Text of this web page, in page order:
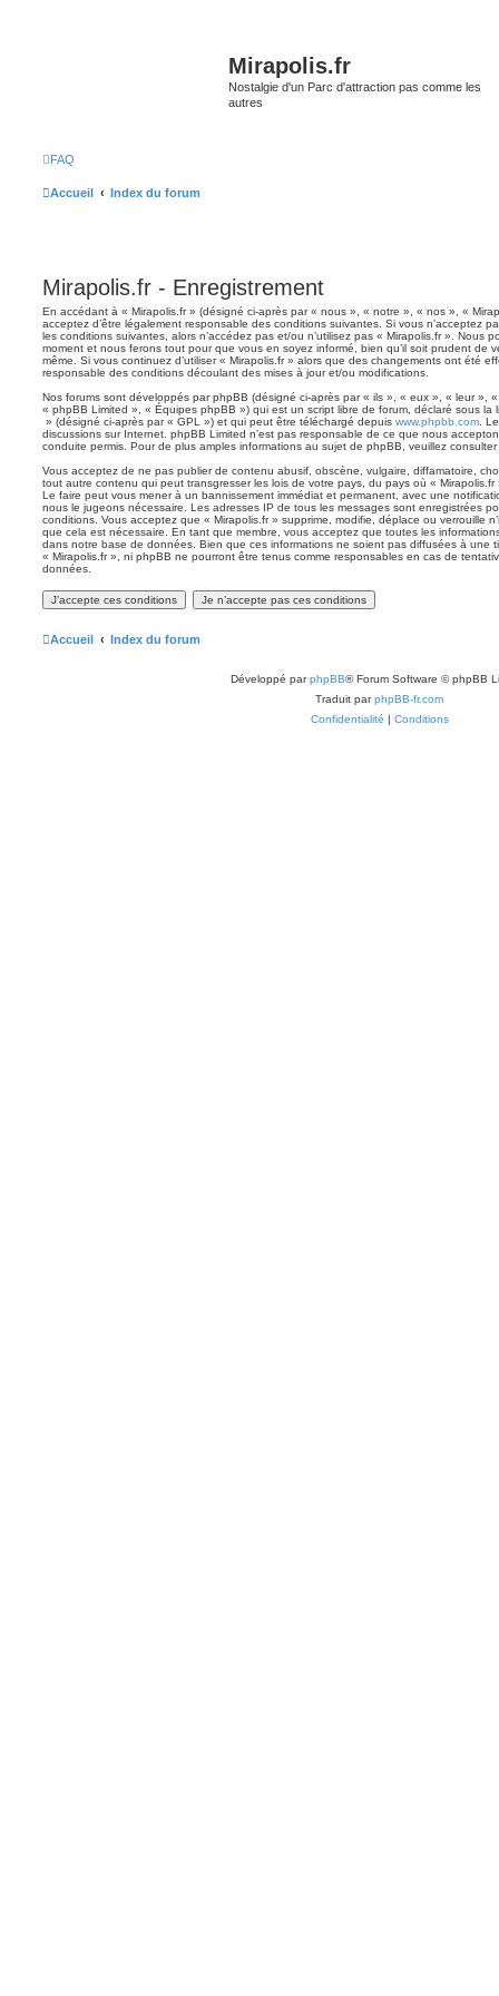
Mirapolis.fr
Nostalgie d'un Parc d'attraction pas comme les
autres
FAQ
Accueil Index du forum
Mirapolis.fr - Enregistrement
En accédant à « Mirapolis.fr » (désigné ci-après par « nous », « notre », « nos », «
acceptez d’être légalement responsable des conditions suivantes. Si vous n’acceptez
les conditions suivantes, alors n’accédez pas et/ou n’utilisez pas « Mirapolis.fr ». Nous
moment et nous ferons tout pour que vous en soyez informé, bien qu’il soit prudent de
même. Si vous continuez d’utiliser « Mirapolis.fr » alors que des changements ont été
responsable des conditions découlant des mises à jour et/ou modifications.
Nos forums sont développés par phpBB (désigné ci-après par « ils », « eux », « leur »,
« phpBB Limited », « Équipes phpBB ») qui est un script libre de forum, déclaré sous la
» (désigné ci-après par « GPL ») et qui peut être téléchargé depuis www.phpbb.com .
discussions sur Internet. phpBB Limited n’est pas responsable de ce que nous
conduite permis. Pour de plus amples informations au sujet de phpBB, veuillez
Vous acceptez de ne pas publier de contenu abusif, obscène, vulgaire, diffamatoire,
tout autre contenu qui peut transgresser les lois de votre pays, du pays où «
Le faire peut vous mener à un bannissement immédiat et permanent, avec une
nous le jugeons nécessaire. Les adresses IP de tous les messages sont enregistrées
conditions. Vous acceptez que « Mirapolis.fr » supprime, modifie, déplace ou verrouille
que cela est nécessaire. En tant que membre, vous acceptez que toutes les
dans notre base de données. Bien que ces informations ne soient pas diffusées à une
« Mirapolis.fr », ni phpBB ne pourront être tenus comme responsables en cas de
données.
Accueil Index du forum
Développé parphpBB® Forum Software © phpBB
Traduit parphpBB-fr.com
Confidentialité | Conditions